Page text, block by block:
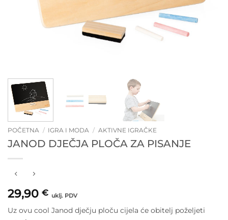
POČETNA / IGRA I MODA / AKTIVNE IGRAČKE
JANOD DJEČJA PLOČA ZA PISANJE
29,90 € uklj. PDV
Uz ovu cool Janod dječju ploču cijela će obitelj poželjeti